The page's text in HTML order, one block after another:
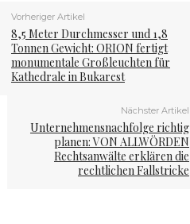
Vorheriger Artikel
8,5 Meter Durchmesser und 1,8
Tonnen Gewicht: ORION fertigt
monumentale Großleuchten für
Kathedrale in Bukarest
Nächster Artikel
Unternehmensnachfolge richtig
planen: VON ALLWÖRDEN
Rechtsanwälte erklären die
rechtlichen Fallstricke